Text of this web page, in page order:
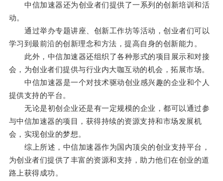
中信加速器还为创业者们提供了一系列的创新培训和活
动。
通过举办专题讲座、创新工作坊等活动，创业者们可以
学习到最前沿的创新理念和方法，提高自身的创新能力。
此外，中信加速器还组织了各种形式的项目展示和对接
会，为创业者们提供与行业内大咖互动的机会，拓展市场。
中信加速器是一个对技术驱动创业感兴趣的企业和个人
提供支持的平台。
无论是初创企业还是有一定规模的企业，都可以通过参
与中信加速器的项目，获得持续的资源支持和市场发展机
会，实现创业的梦想。
综上所述，中信加速器作为国内顶尖的创业支持平台，
为创业者们提供了丰富的资源和支持，助力他们在创业的道
路上获得成功。